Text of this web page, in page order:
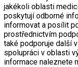
jakékoli oblasti
poskytují odborné
informovat a posílit
prostřednictvím
také podporuje další
spolupráci v oblasti
informace naleznete